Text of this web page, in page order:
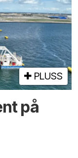
PLUSS
på